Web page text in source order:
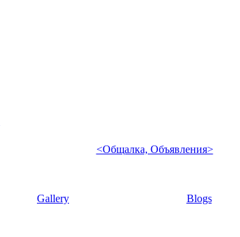
<Общалка, Объявления>
Gallery Blogs